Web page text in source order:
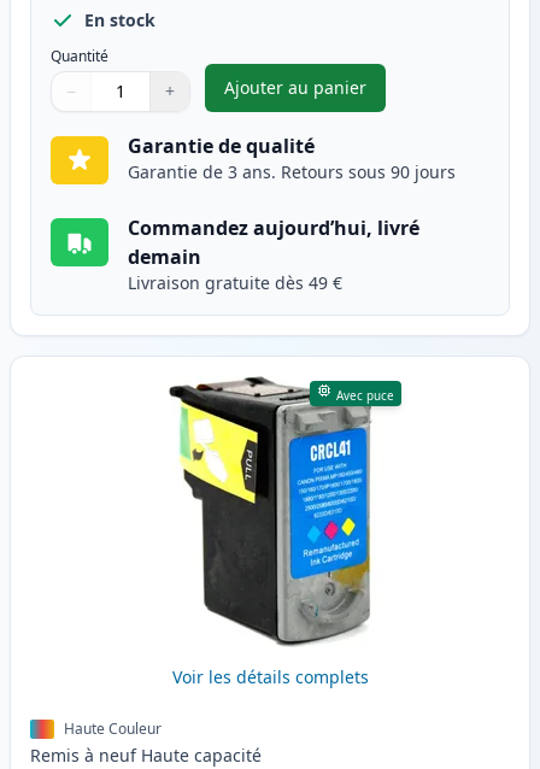
En stock
Quantité
Quantité
Utilisez les boutons pour ajuster
− +
Quantité
Ajouter au panier
,Canon PG-40 cartouche
Garantie de qualité
Garantie de 3 ans. Retours sous 90 jours
Commandez aujourd’hui, livré
demain
Livraison gratuite dès 49 €
Avec puce
Voir les détails complets
Haute Couleur
Remis à neuf Haute capacité